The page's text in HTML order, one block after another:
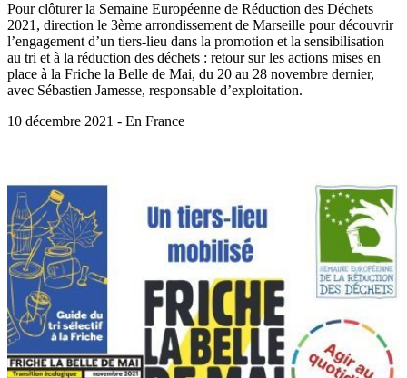
Pour clôturer la Semaine Européenne de Réduction des Déchets
2021, direction le 3ème arrondissement de Marseille pour découvrir
l’engagement d’un tiers-lieu dans la promotion et la sensibilisation
au tri et à la réduction des déchets : retour sur les actions mises en
place à la Friche la Belle de Mai, du 20 au 28 novembre dernier,
avec Sébastien Jamesse, responsable d’exploitation.
10 décembre 2021 - En France